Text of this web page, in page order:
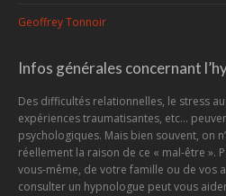
Geoffrey Tonnoir
Infos générales concernant
Des difficultés relationnelles, le stress
expériences traumatisantes, etc...
psychologiques. Mais bien souvent, on
réellement la raison de ce « mal-être ».
vous-même, de votre famille ou de vos
consulter un hypnologue peut vous